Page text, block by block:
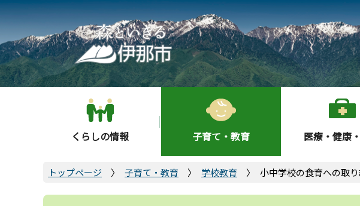
こ
の
ペ
ー
ジ
の
くらしの情報 子育て・教育 医療・健康
トップページ 子育て・教育 学校教育 小中学校の食育への取